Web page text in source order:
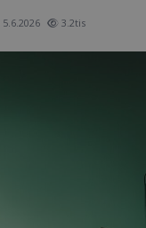
5.6.2026 3.2tis